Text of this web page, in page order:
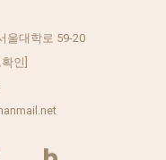
울대학로 59-20
인]